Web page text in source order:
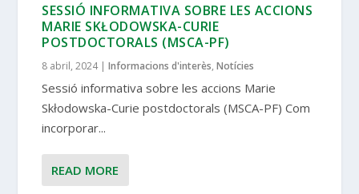
SESSIÓ INFORMATIVA SOBRE LES ACCIONS
MARIE SKŁODOWSKA-CURIE
POSTDOCTORALS (MSCA-PF)
8 abril, 2024|Informacions d'interès,Notícies
Sessió informativa sobre les accions Marie
Skłodowska-Curie postdoctorals (MSCA-PF) Com
incorporar...
READ MORE